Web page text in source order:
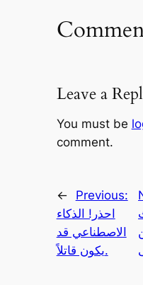
Leave a
You must be
comment.
←
Previous:
احذر! الذكاء
الاصطناعي قد
يكون قاتلاً.